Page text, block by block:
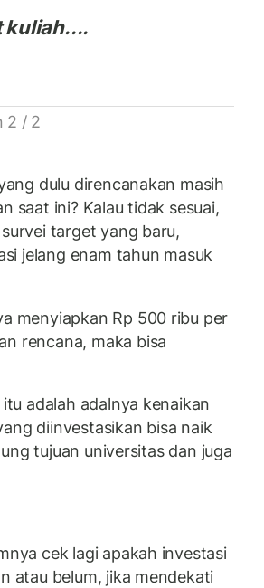
kuliah....
2 / 2
dulu direncanakan masih
saat ini? Kalau tidak sesuai,
target yang baru,
jelang enam tahun masuk
menyiapkan Rp 500 ribu per
rencana, maka bisa
adalah adalnya kenaikan
diinvestasikan bisa naik
tujuan universitas dan juga
cek lagi apakah investasi
atau belum, jika mendekati